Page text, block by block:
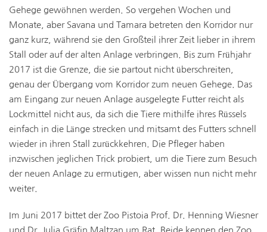
Gehege gewöhnen werden. So vergehen Wochen und
Monate, aber Savana und Tamara betreten den Korridor nur
ganz kurz, während sie den Großteil ihrer Zeit lieber in ihrem
Stall oder auf der alten Anlage verbringen. Bis zum Frühjahr
2017 ist die Grenze, die sie partout nicht überschreiten,
genau der Übergang vom Korridor zum neuen Gehege. Das
am Eingang zur neuen Anlage ausgelegte Futter reicht als
Lockmittel nicht aus, da sich die Tiere mithilfe ihres Rüssels
einfach in die Länge strecken und mitsamt des Futters schnell
wieder in ihren Stall zurückkehren. Die Pfleger haben
inzwischen jeglichen Trick probiert, um die Tiere zum Besuch
der neuen Anlage zu ermutigen, aber wissen nun nicht mehr
weiter.
Im Juni 2017 bittet der Zoo Pistoia Prof. Dr. Henning Wiesner
und Dr. Julia Gräfin Maltzan um Rat. Beide kennen den Zoo